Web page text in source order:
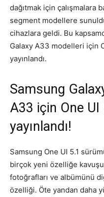
dağıtmak için çalışmalara
segment modellere
cihazlara geldi. Bu
Galaxy A33 modelleri için
yayınlandı.
Samsung
A33 için One
yayınlandı!
Samsung One UI 5.1
birçok yeni özelliğe
fotoğrafları ve albümünü
özelliği. Öte yandan daha